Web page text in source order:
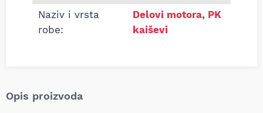
Naziv i vrsta
robe:
Delovi motora, PK
kaiševi
Opis proizvoda